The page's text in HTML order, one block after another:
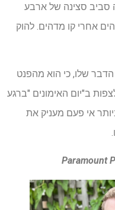
סביב סצינה של ארבע
אחרי קו מדהים. להוק
שלו, כי הוא מהפנט
ב"יום האימונים "ברגע
אי פעם מעניק את
Paramount